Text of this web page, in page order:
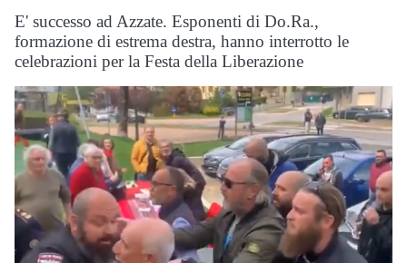
E' successo ad Azzate. Esponenti di Do.Ra.,
formazione di estrema destra, hanno interrotto le
celebrazioni per la Festa della Liberazione